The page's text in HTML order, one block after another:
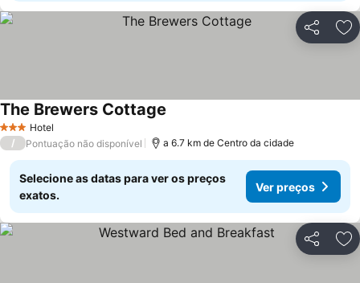
Partilhar
3 EstrelasHotel
The Brewers Cottage
/ Pontuação não disponível a 6.7 km de Centro da cidade
Selecione as datas para ver os preços
exatos.
Ver preços
Partilhar